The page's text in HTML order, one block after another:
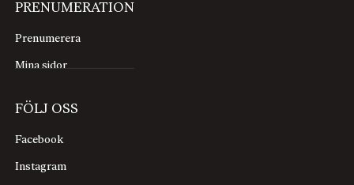
PRENUMERATION
Prenumerera
Mina sidor
FÖLJ OSS
Facebook
Instagram